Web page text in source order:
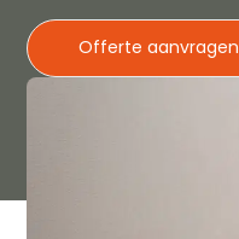
Offerte aanvragen